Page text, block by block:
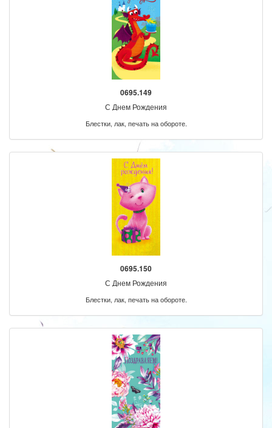
0695.149
С Днем Рождения
Блестки, лак, печать на обороте.
0695.150
С Днем Рождения
Блестки, лак, печать на обороте.